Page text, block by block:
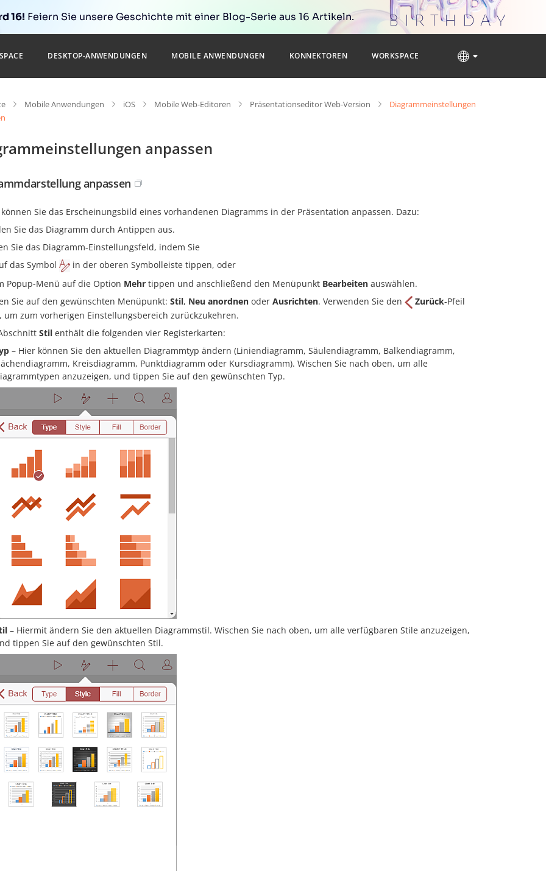
16! Feiern Sie unsere Geschichte mit einer Blog-Serie aus 16 Artikeln.
DESKTOP-ANWENDUNGEN MOBILE ANWENDUNGEN KONNEKTOREN WORKSPACE
Mobile Anwendungen iOS Mobile Web-Editoren Präsentationseditor Web-Version
Diagrammeinstellungen
anpassen
anpassen
Sie das Erscheinungsbild eines vorhandenen Diagramms in der Präsentation anpassen. Dazu:
Sie das Diagramm durch Antippen aus.
Sie das Diagramm-Einstellungsfeld, indem Sie
das Symbol
in der oberen Symbolleiste tippen, oder
Popup-Menü auf die Option Mehr tippen und anschließend den Menüpunkt Bearbeiten auswählen.
Sie auf den gewünschten Menüpunkt: Stil, Neu anordnen oder Ausrichten. Verwenden Sie den Zurück-Pfeil
um zum vorherigen Einstellungsbereich zurückzukehren.
Stil enthält die folgenden vier Registerkarten:
– Hier können Sie den aktuellen Diagrammtyp ändern (Liniendiagramm, Säulendiagramm, Balkendiagramm,
Kreisdiagramm, Punktdiagramm oder Kursdiagramm). Wischen Sie nach oben, um alle
anzuzeigen, und tippen Sie auf den gewünschten Typ.
– Hiermit ändern Sie den aktuellen Diagrammstil. Wischen Sie nach oben, um alle verfügbaren Stile anzuzeigen,
tippen Sie auf den gewünschten Stil.